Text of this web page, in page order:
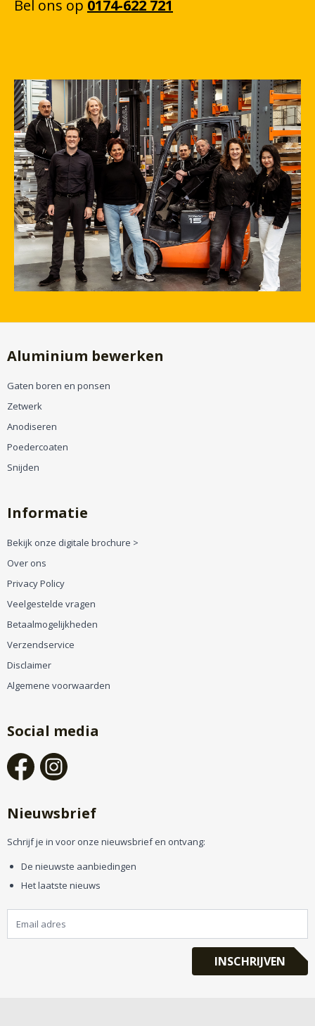
Bel ons op 0174-622 721
Aluminium bewerken
Gaten boren en ponsen
Zetwerk
Anodiseren
Poedercoaten
Snijden
Informatie
Bekijk onze digitale brochure >
Over ons
Privacy Policy
Veelgestelde vragen
Betaalmogelijkheden
Verzendservice
Disclaimer
Algemene voorwaarden
Social media
Nieuwsbrief
Schrijf je in voor onze nieuwsbrief en ontvang:
De nieuwste aanbiedingen
Het laatste nieuws
INSCHRIJVEN